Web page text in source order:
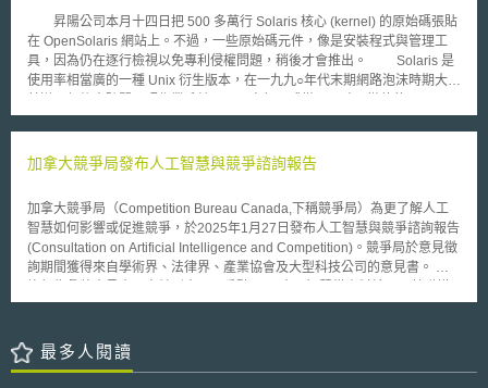
行動負責； 目前有些法律上人類駕駛應負之義務，無法直接於自動駕駛時
由ADSEs負擔； 車輛之安全義務於自動駕駛時，可能需由非駕駛之他人執
行； 法律中並未定義自動駕駛系統車輛的「控制」與「恰當控制」； 目前
沒有規範何時人類應有義務將駕駛控制權力自自動駕駛系統轉移回來，來確
保人類駕駛保持足夠之警覺性； 目前的遵循與實施規範可能不足以確保自
實體，重新規範人類與自動駕駛系統法律實體間的義務。澳洲國家交通委員
昇陽公司本月十四日把 500 多萬行 Solaris 核心 (kernel) 的原始碼張貼
在 OpenSolaris 網站上。不過，一些原始碼元件，像是安裝程式與管理工
具，因為仍在逐行檢視以免專利侵權問題，稍後才會推出。 Solaris 是
使用率相當廣的一種 Unix 衍生版本，在一九九○年代末期網路泡沫時期大行
Windows 作業系統，也蠶食著昇陽的市占率。為了讓 Solaris 成為開放原始
使用者、更多的合作夥伴，以及更多的軟體開發者。然而，要與氣勢正旺的
幕後卻有廣大的開發人員社群支持。 Quandt Analytics 分析師 Stacey
Quandt 說，與外部程式設計師分享權力，是昇陽必須通過的考驗。對昇陽
來說，真正的挑戰是，昇陽是否真能容納局外人貢獻的修補程式，而且不叫
昇陽經驗老到的工程師加以改寫。 OpenSolaris 是昇陽自行研發的專屬
計畫，但不表示一定會失敗。 IBM 即曾經以 Eclipse 程式設計工具為中心，
設計人員參與 OpenSolaris 測試計畫；並成立由五人組成的社群顧問委員
會，其中兩席是昇陽的代表。
加拿大競爭局發布人工智慧與競爭諮詢報告
加拿大競爭局（Competition Bureau Canada,下稱競爭局）為更了解人工
智慧如何影響或促進競爭，於2025年1月27日發布人工智慧與競爭諮詢報告
(Consultation on Artificial Intelligence and Competition)。競爭局於意見徵
詢期間獲得來自學術界、法律界、產業協會及大型科技公司的意見書。 諮
型至終端產品或服務各階段皆在快速發展，可以為市場帶來新的競爭或阻礙
等等。 2. 人工智慧領域中大規模投資是技術成長的重要關鍵，大型企業可
藉由市場力量減少競爭或進行創新，少數大型企業因擁有較高的投資能力及
最多人閱讀